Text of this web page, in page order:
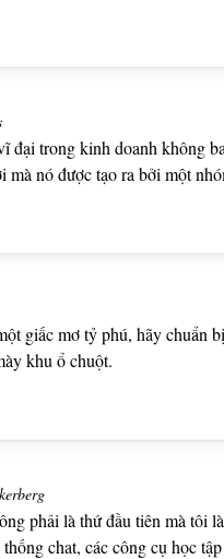
đại trong kinh doanh không
mà nó được tạo ra bởi một
giấc mơ tỷ phú, hãy chuẩn
khu ổ chuột.
phải là thứ đầu tiên mà tôi
thống chat, các công cụ học